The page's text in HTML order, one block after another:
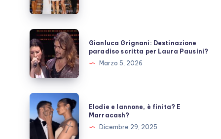
fanno
ora?
Gianluca
Grignani:
Destinazione
paradiso
scritta
per
Laura
Pausini?
Gianluca Grignani: Destinazione
paradiso scritta per Laura Pausini?
Marzo 5, 2026
Elodie
e
Iannone,
Elodie e Iannone, è finita? E
Marracash?
Dicembre 29, 2025